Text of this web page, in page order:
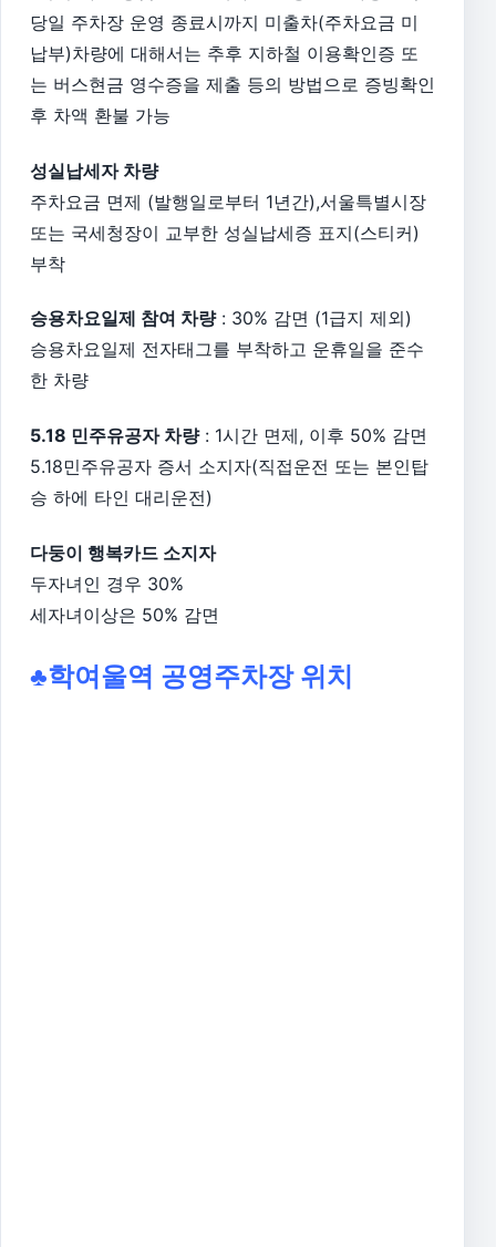
당일 주차장 운영 종료시까지 미출차(주차요금 미
납부)차량에 대해서는 추후 지하철 이용확인증 또
는 버스현금 영수증을 제출 등의 방법으로 증빙확인
후 차액 환불 가능
성실납세자 차량
주차요금 면제 (발행일로부터 1년간),서울특별시장
또는 국세청장이 교부한 성실납세증 표지(스티커)
부착
승용차요일제 참여 차량: 30% 감면 (1급지 제외)
승용차요일제 전자태그를 부착하고 운휴일을 준수
한 차량
5.18 민주유공자 차량: 1시간 면제, 이후 50% 감면
5.18민주유공자 증서 소지자(직접운전 또는 본인탑
승 하에 타인 대리운전)
다둥이 행복카드 소지자
두자녀인 경우 30%
세자녀이상은 50% 감면
♣학여울역 공영주차장 위치